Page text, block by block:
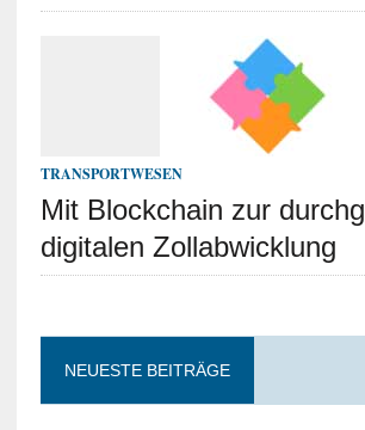
TRANSPORTWESEN
Mit Blockchain zur
digitalen Zollabwicklung
NEUESTE BEITRÄGE